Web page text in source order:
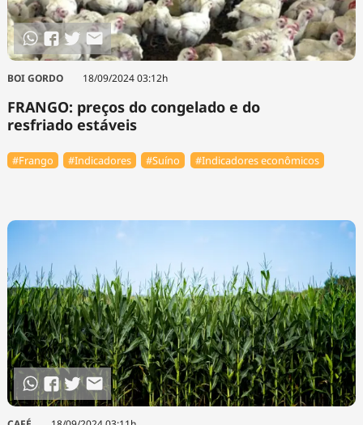
BOI GORDO 18/09/2024 03:12h
FRANGO: preços do congelado e do
resfriado estáveis
#Frango #Indicadores #Suíno #Indicadores econômicos